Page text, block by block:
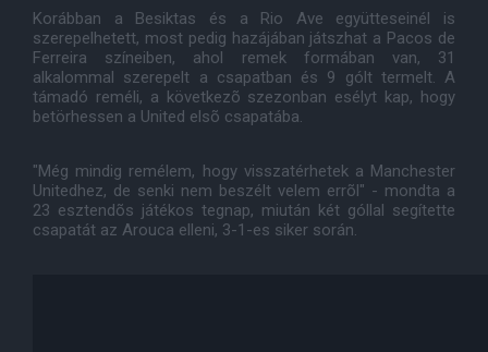
Korábban a Besiktas és a Rio Ave együtteseinél is
szerepelhetett, most pedig hazájában játszhat a Pacos de
Ferreira színeiben, ahol remek formában van, 31
alkalommal szerepelt a csapatban és 9 gólt termelt. A
támadó reméli, a következõ szezonban esélyt kap, hogy
betörhessen a United elsõ csapatába.
"Még mindig remélem, hogy visszatérhetek a Manchester
Unitedhez, de senki nem beszélt velem errõl" - mondta a
23 esztendõs játékos tegnap, miután két góllal segítette
csapatát az Arouca elleni, 3-1-es siker során.